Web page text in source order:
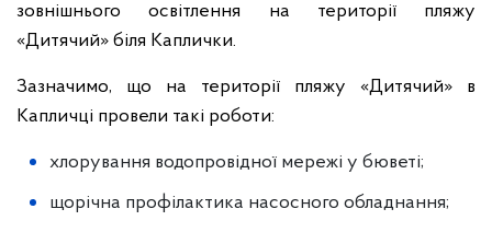
зовнішнього освітлення на території пляжу
«Дитячий» біля Каплички.
Зазначимо, що на території пляжу «Дитячий» в
Капличці провели такі роботи:
хлорування водопровідної мережі у бюветі;
щорічна профілактика насосного обладнання;